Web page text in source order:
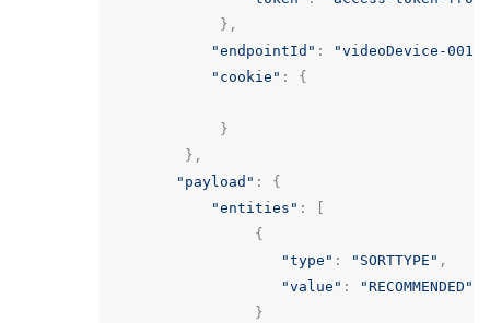
},
"endpointId" : "videoDevice-001"
"cookie" : {
}
},
"payload" :
{
"entities" :
{
"type" : "SORTTYPE" ,
"value" :
"RECOMMENDED"
}